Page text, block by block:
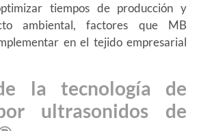
tiempos de producción y
ambiental, factores que MB
en el tejido empresarial
la tecnología de
ultrasonidos de